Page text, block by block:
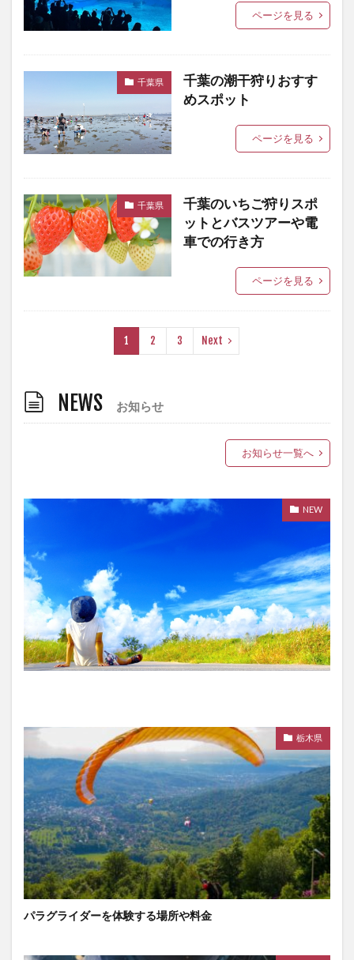
ページを見る
千葉県
千葉の潮干狩りおすす
めスポット
ページを見る
千葉県
千葉のいちご狩りスポ
ットとバスツアーや電
車での行き方
ページを見る
1 2 3 Next
NEWS お知らせ
お知らせ一覧へ
NEW
栃木県
パラグライダーを体験する場所や料金